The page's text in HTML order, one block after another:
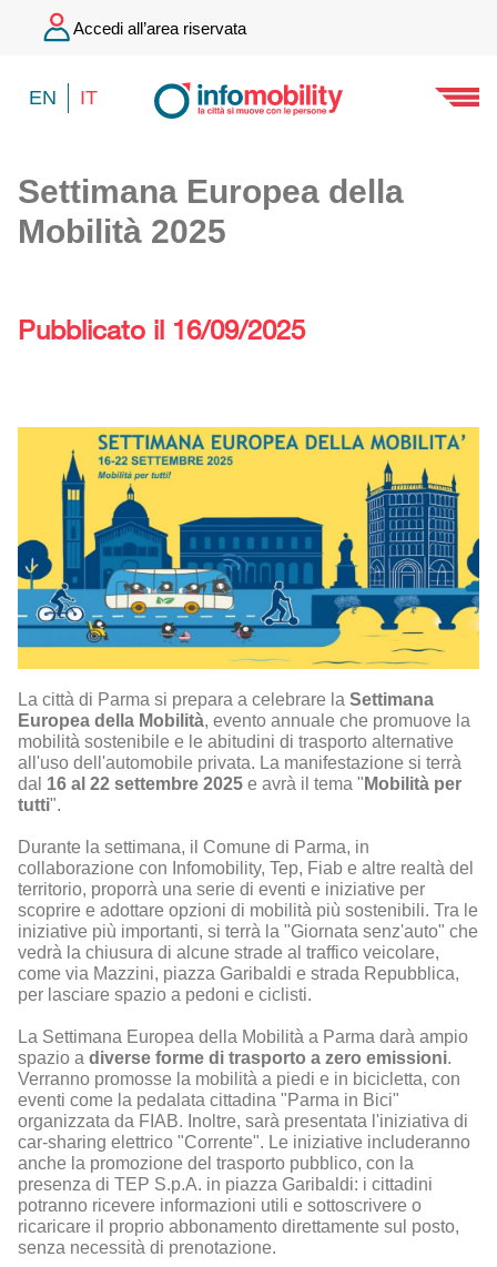
Accedi all’area riservata
EN IT
Settimana Europea della
Mobilità 2025
Pubblicato il 16/09/2025
La città di Parma si prepara a celebrare la Settimana
Europea della Mobilità, evento annuale che promuove la
mobilità sostenibile e le abitudini di trasporto alternative
all'uso dell'automobile privata. La manifestazione si terrà
dal 16 al 22 settembre 2025 e avrà il tema " Mobilità per
tutti".
Durante la settimana, il Comune di Parma, in
collaborazione con Infomobility, Tep, Fiab e altre realtà del
territorio, proporrà una serie di eventi e iniziative per
scoprire e adottare opzioni di mobilità più sostenibili. Tra le
iniziative più importanti, si terrà la "Giornata senz'auto" che
vedrà la chiusura di alcune strade al traffico veicolare,
come via Mazzini, piazza Garibaldi e strada Repubblica,
per lasciare spazio a pedoni e ciclisti.
La Settimana Europea della Mobilità a Parma darà ampio
spazio a diverse forme di trasporto a zero emissioni.
Verranno promosse la mobilità a piedi e in bicicletta, con
eventi come la pedalata cittadina "Parma in Bici"
organizzata da FIAB. Inoltre, sarà presentata l'iniziativa di
car-sharing elettrico "Corrente". Le iniziative includeranno
anche la promozione del trasporto pubblico, con la
presenza di TEP S.p.A. in piazza Garibaldi: i cittadini
potranno ricevere informazioni utili e sottoscrivere o
ricaricare il proprio abbonamento direttamente sul posto,
senza necessità di prenotazione.